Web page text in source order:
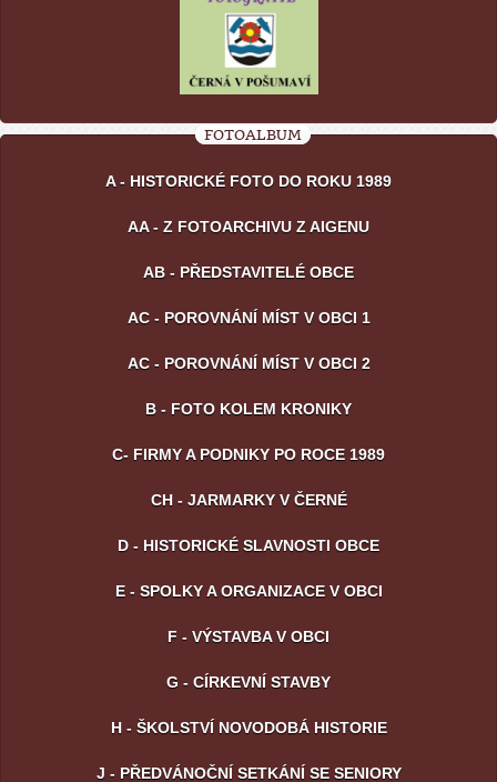
FOTOALBUM
A - HISTORICKÉ FOTO DO ROKU 1989
AA - Z FOTOARCHIVU Z AIGENU
AB - PŘEDSTAVITELÉ OBCE
AC - POROVNÁNÍ MÍST V OBCI 1
AC - POROVNÁNÍ MÍST V OBCI 2
B - FOTO KOLEM KRONIKY
C- FIRMY A PODNIKY PO ROCE 1989
CH - JARMARKY V ČERNÉ
D - HISTORICKÉ SLAVNOSTI OBCE
E - SPOLKY A ORGANIZACE V OBCI
F - VÝSTAVBA V OBCI
G - CÍRKEVNÍ STAVBY
H - ŠKOLSTVÍ NOVODOBÁ HISTORIE
J - PŘEDVÁNOČNÍ SETKÁNÍ SE SENIORY